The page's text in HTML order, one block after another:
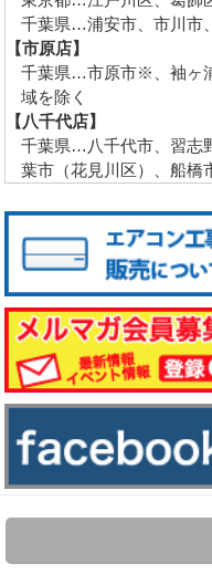
千葉県…浦安市、市川市、
【市原店】
千葉県…市原市※、袖
域を除く
【八千代店】
千葉県…八千代市、習志
葉市（花見川区）、船橋